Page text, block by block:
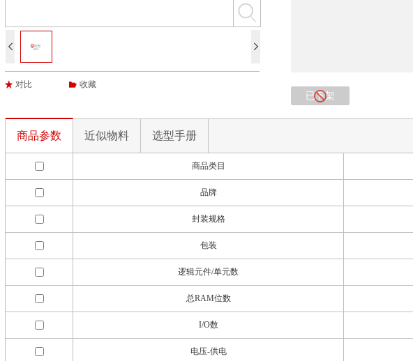
 
对比 收藏
已下架
商品参数 近似物料 选型手册
商品类目
品牌
封装规格
包装
逻辑元件/单元数
总RAM位数
I/O数
电压-供电